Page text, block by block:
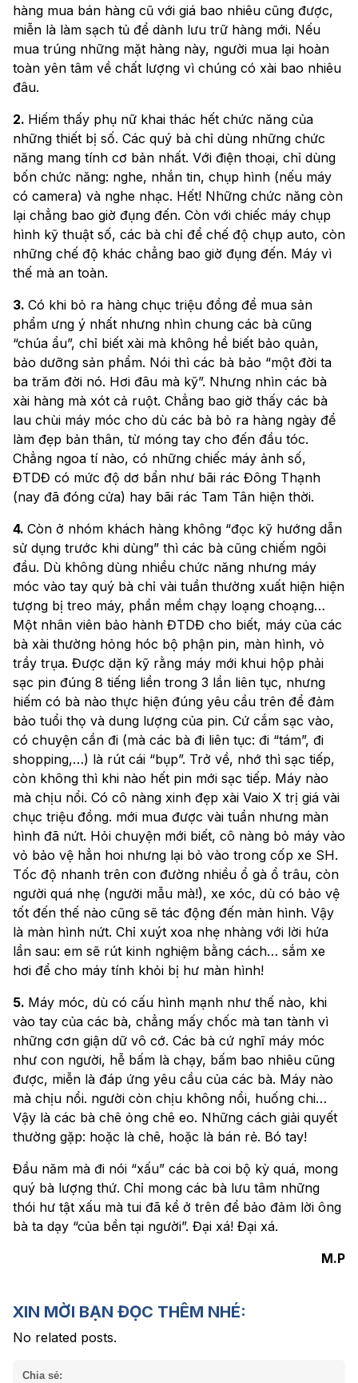
hàng mua bán hàng cũ với giá bao nhiêu cũng được,
miễn là làm sạch tủ để dành lưu trữ hàng mới. Nếu
mua trúng những mặt hàng này, người mua lại hoàn
toàn yên tâm về chất lượng vì chúng có xài bao nhiêu
đâu.
2. Hiếm thấy phụ nữ khai thác hết chức năng của
những thiết bị số. Các quý bà chỉ dùng những chức
năng mang tính cơ bản nhất. Với điện thoại, chỉ dùng
bốn chức năng: nghe, nhắn tin, chụp hình (nếu máy
có camera) và nghe nhạc. Hết! Những chức năng còn
lại chẳng bao giờ đụng đến. Còn với chiếc máy chụp
hình kỹ thuật số, các bà chỉ để chế độ chụp auto, còn
những chế độ khác chẳng bao giờ đụng đến. Máy vì
thế mà an toàn.
3. Có khi bỏ ra hàng chục triệu đồng để mua sản
phẩm ưng ý nhất nhưng nhìn chung các bà cũng
“chúa ẩu”, chỉ biết xài mà không hề biết bảo quản,
bảo dưỡng sản phẩm. Nói thì các bà bảo “một đời ta
ba trăm đời nó. Hơi đâu mà kỹ”. Nhưng nhìn các bà
xài hàng mà xót cả ruột. Chẳng bao giờ thấy các bà
lau chùi máy móc cho dù các bà bỏ ra hàng ngày để
làm đẹp bản thân, từ móng tay cho đến đầu tóc.
Chẳng ngoa tí nào, có những chiếc máy ảnh số,
ĐTDĐ có mức độ dơ bẩn như bãi rác Đông Thạnh
(nay đã đóng cửa) hay bãi rác Tam Tân hiện thời.
4. Còn ở nhóm khách hàng không “đọc kỹ hướng dẫn
sử dụng trước khi dùng” thì các bà cũng chiếm ngôi
đầu. Dù không dùng nhiều chức năng nhưng máy
móc vào tay quý bà chỉ vài tuần thường xuất hiện hiện
tượng bị treo máy, phần mềm chạy loạng choạng…
Một nhân viên bảo hành ĐTDĐ cho biết, máy của các
bà xài thường hỏng hóc bộ phận pin, màn hình, vỏ
trầy trụa. Được dặn kỹ rằng máy mới khui hộp phải
sạc pin đúng 8 tiếng liền trong 3 lần liên tục, nhưng
hiếm có bà nào thực hiện đúng yêu cầu trên để đảm
bảo tuổi thọ và dung lượng của pin. Cứ cắm sạc vào,
có chuyện cần đi (mà các bà đi liên tục: đi “tám”, đi
shopping,…) là rút cái “bụp”. Trở về, nhớ thì sạc tiếp,
còn không thì khi nào hết pin mới sạc tiếp. Máy nào
mà chịu nổi. Có cô nàng xinh đẹp xài Vaio X trị giá vài
chục triệu đồng. mới mua được vài tuần nhưng màn
hình đã nứt. Hỏi chuyện mới biết, cô nàng bỏ máy vào
vỏ bảo vệ hẳn hoi nhưng lại bỏ vào trong cốp xe SH.
Tốc độ nhanh trên con đường nhiều ổ gà ổ trâu, còn
người quá nhẹ (người mẫu mà!), xe xóc, dù có bảo vệ
tốt đến thế nào cũng sẽ tác động đến màn hình. Vậy
là màn hình nứt. Chỉ xuýt xoa nhẹ nhàng với lời hứa
lần sau: em sẽ rút kinh nghiệm bằng cách… sắm xe
hơi để cho máy tính khỏi bị hư màn hình!
5. Máy móc, dù có cấu hình mạnh như thế nào, khi
vào tay của các bà, chẳng mấy chốc mà tan tành vì
những cơn giận dữ vô cớ. Các bà cứ nghĩ máy móc
như con người, hễ bấm là chạy, bấm bao nhiêu cũng
được, miễn là đáp ứng yêu cầu của các bà. Máy nào
mà chịu nổi. người còn chịu không nổi, huống chi…
Vậy là các bà chê ỏng chê eo. Những cách giải quyết
thường gặp: hoặc là chê, hoặc là bán rẻ. Bó tay!
Đầu năm mà đi nói “xấu” các bà coi bộ kỳ quá, mong
quý bà lượng thứ. Chỉ mong các bà lưu tâm những
thói hư tật xấu mà tui đã kể ở trên để bảo đảm lời ông
bà ta dạy “của bền tại người”. Đại xá! Đại xá.
M.P
XIN MỜI BẠN ĐỌC THÊM NHÉ:
No related posts.
Chia sẻ: